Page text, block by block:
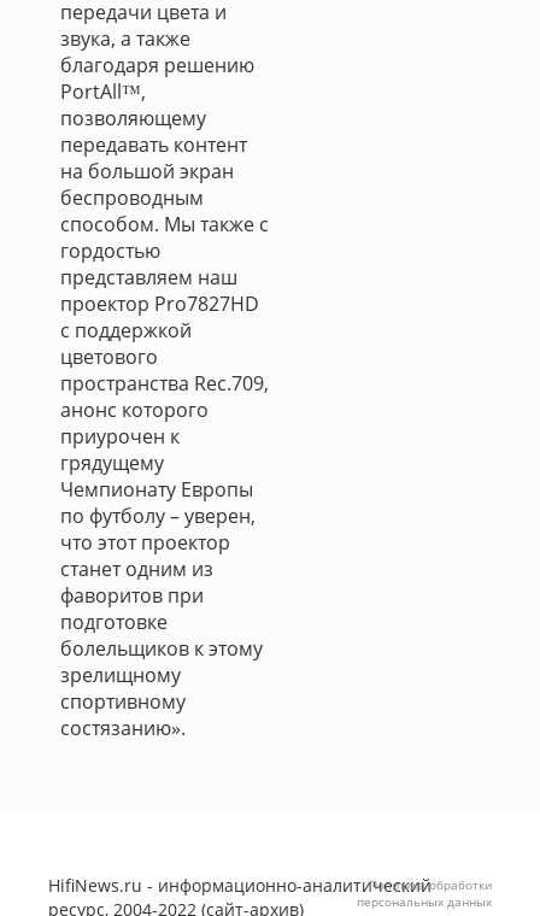
передачи цвета и
звука, а также
благодаря решению
PortAll™,
позволяющему
передавать контент
на большой экран
беспроводным
способом. Мы также с
гордостью
представляем наш
проектор Pro7827HD
с поддержкой
цветового
пространства Rec.709,
анонс которого
приурочен к
грядущему
Чемпионату Европы
по футболу – уверен,
что этот проектор
станет одним из
фаворитов при
подготовке
болельщиков к этому
зрелищному
спортивному
состязанию».
HifiNews.ru - информационно-аналитический
ресурс, 2004-2022 (сайт-архив)
Политика обработки
персональных данных